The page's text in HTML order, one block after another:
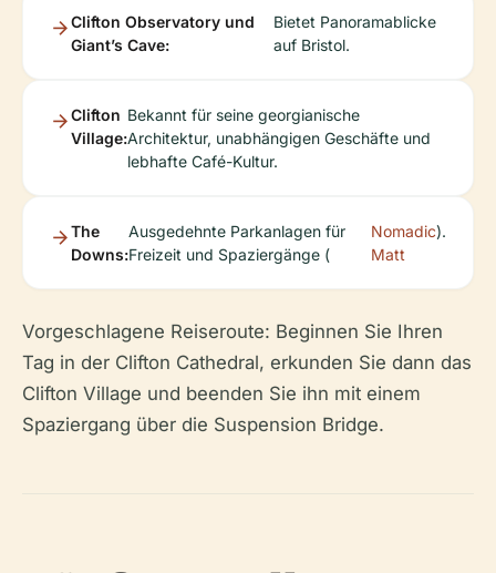
Clifton Observatory und
Giant’s Cave:
Bietet Panoramablicke
auf Bristol.
Clifton
Village:
Bekannt für seine georgianische
Architektur, unabhängigen Geschäfte und
lebhafte Café-Kultur.
The
Downs:
Ausgedehnte Parkanlagen für
Freizeit und Spaziergänge (
Nomadic
Matt
).
Vorgeschlagene Reiseroute: Beginnen Sie Ihren
Tag in der Clifton Cathedral, erkunden Sie dann das
Clifton Village und beenden Sie ihn mit einem
Spaziergang über die Suspension Bridge.